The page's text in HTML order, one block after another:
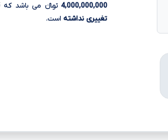
4,000,000,000 تومانءءء می باشد که
تغییری نداشته است.